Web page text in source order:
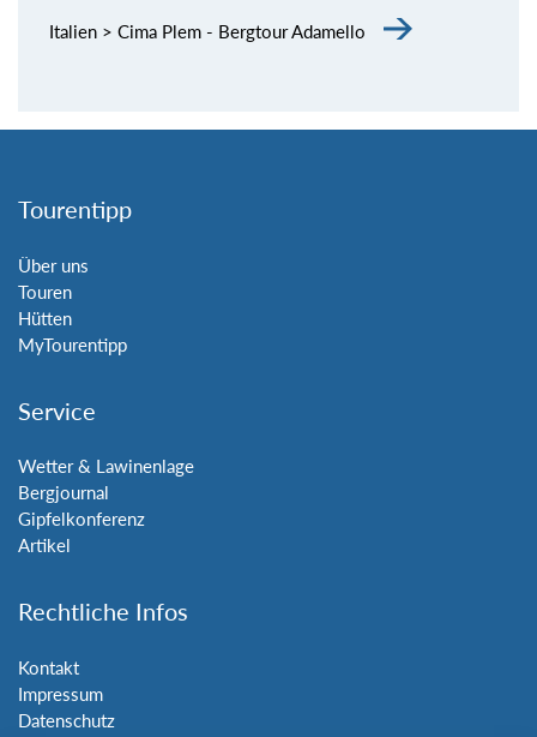
Italien > Cima Plem - Bergtour Adamello
Tourentipp
Über uns
Touren
Hütten
MyTourentipp
Service
Wetter & Lawinenlage
Bergjournal
Gipfelkonferenz
Artikel
Rechtliche Infos
Kontakt
Impressum
Datenschutz